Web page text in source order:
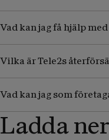
Vad kan jag få hjälp
Vilka är Tele2s
Vad kan jag som
Ladda